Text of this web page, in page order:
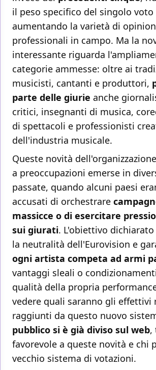
il peso specifico del singolo voto
aumentando la varietà di
professionali in campo. Ma la
interessante riguarda
categorie ammesse: oltre ai
musicisti, cantanti e produttori,
parte delle giurie anche
critici, insegnanti di musica,
di spettacoli e professionisti
dell'industria musicale.
Queste novità
a preoccupazioni emerse in
passate, quando alcuni paesi
accusati di orchestrare
massicce o di esercitare
sui giurati. L'obiettivo dichiarato
la neutralità dell'Eurovision e
ogni artista competa ad armi
vantaggi sleali o
qualità della propria
vedere quali saranno gli effettivi
raggiunti da questo nuovo
pubblico si è già diviso sul web,
favorevole a queste novità e chi
vecchio sistema di votazioni.